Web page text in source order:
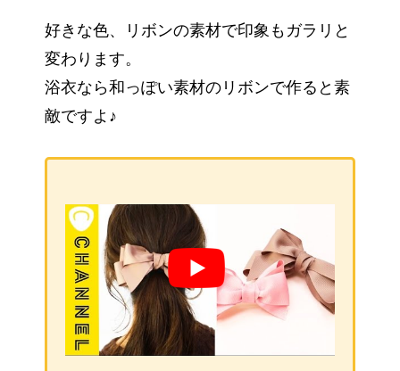
好きな色、リボンの素材で印象もガラリと
変わります。
浴衣なら和っぽい素材のリボンで作ると素
敵ですよ♪